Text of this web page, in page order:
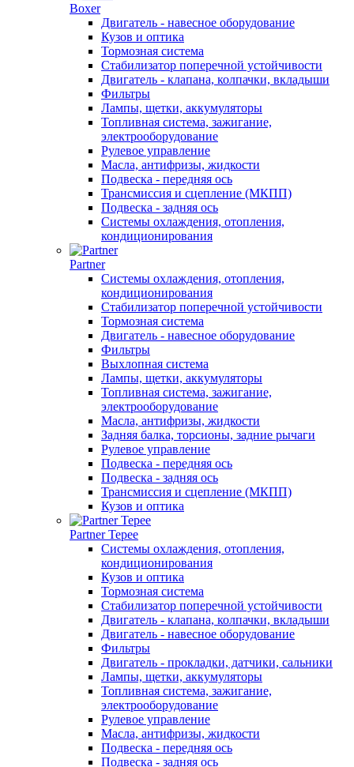
Boxer
Двигатель - навесное оборудование
Кузов и оптика
Тормозная система
Стабилизатор поперечной устойчивости
Двигатель - клапана, колпачки, вкладыши
Фильтры
Лампы, щетки, аккумуляторы
Топливная система, зажигание,
электрооборудование
Рулевое управление
Масла, антифризы, жидкости
Подвеска - передняя ось
Трансмиссия и сцепление (МКПП)
Подвеска - задняя ось
Системы охлаждения, отопления,
кондиционирования
Partner
Системы охлаждения, отопления,
кондиционирования
Стабилизатор поперечной устойчивости
Тормозная система
Двигатель - навесное оборудование
Фильтры
Выхлопная система
Лампы, щетки, аккумуляторы
Топливная система, зажигание,
электрооборудование
Масла, антифризы, жидкости
Задняя балка, торсионы, задние рычаги
Рулевое управление
Подвеска - передняя ось
Подвеска - задняя ось
Трансмиссия и сцепление (МКПП)
Кузов и оптика
Partner Tepee
Системы охлаждения, отопления,
кондиционирования
Кузов и оптика
Тормозная система
Стабилизатор поперечной устойчивости
Двигатель - клапана, колпачки, вкладыши
Двигатель - навесное оборудование
Фильтры
Двигатель - прокладки, датчики, сальники
Лампы, щетки, аккумуляторы
Топливная система, зажигание,
электрооборудование
Рулевое управление
Масла, антифризы, жидкости
Подвеска - передняя ось
Подвеска - задняя ось